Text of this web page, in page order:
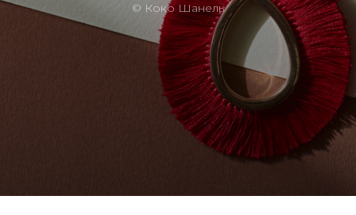
© Коко Шанель